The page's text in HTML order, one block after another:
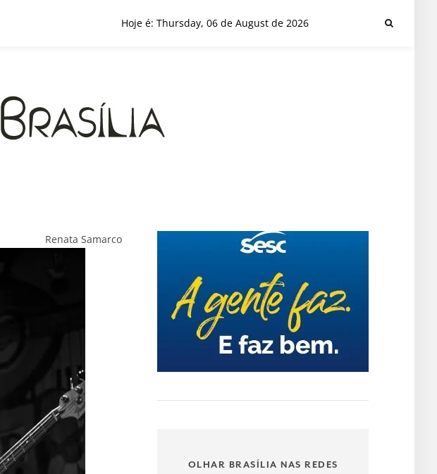
Hoje é: Thursday, 06 de August de 2026
Renata Samarco
OLHAR BRASÍLIA NAS REDES